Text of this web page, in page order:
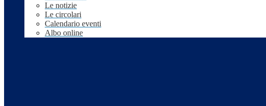
Le notizie
Le circolari
Calendario eventi
Albo online